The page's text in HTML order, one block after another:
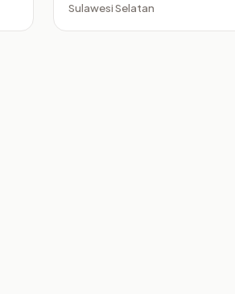
Sulawesi Selatan